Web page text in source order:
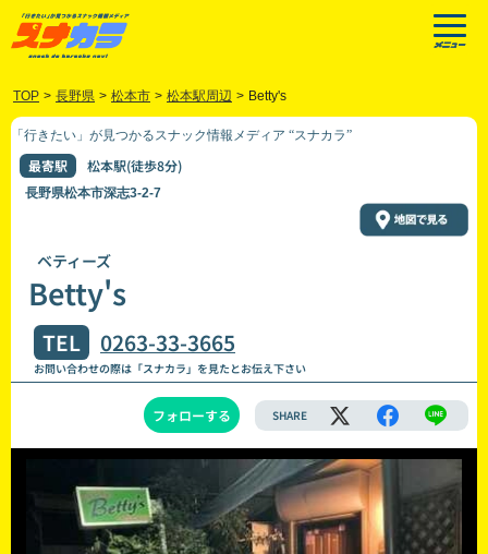
TOP > 長野県 > 松本市 > 松本駅周辺 > Betty's
「行きたい」が見つかるスナック情報メディア “スナカラ”
最寄駅 松本駅(徒歩8分)
長野県松本市深志3-2-7
ベティーズ
Betty's
TEL 0263-33-3665
お問い合わせの際は「スナカラ」を見たとお伝え下さい
フォローする SHARE